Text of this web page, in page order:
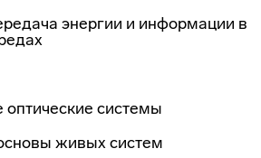
энергии и информации в
системы
живых систем